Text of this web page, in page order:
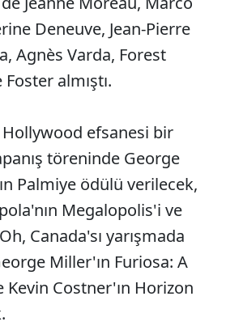
Deneuve, Jean-Pierre
Agnès Varda, Forest
almıştı.
efsanesi bir
töreninde George
Palmiye ödülü verilecek,
Megalopolis'i ve
Canada'sı yarışmada
Miller'ın Furiosa: A
Kevin Costner'ın Horizon